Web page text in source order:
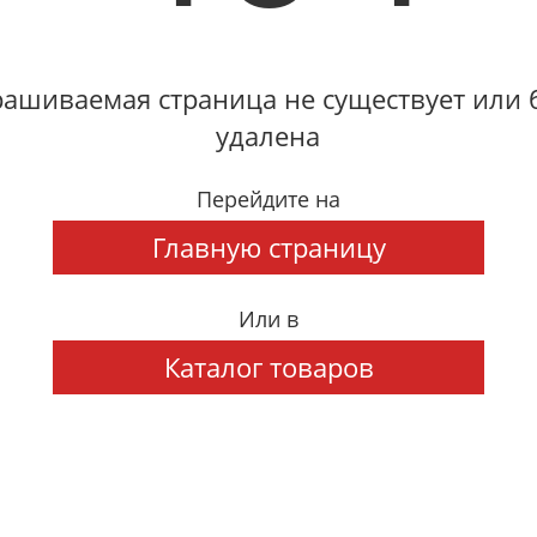
страница не существует или
удалена
Перейдите на
Главную страницу
Или в
Каталог товаров